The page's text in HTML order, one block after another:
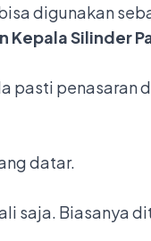
digunakan
Kepala Silinder
pasti penasaran
datar.
saja. Biasanya